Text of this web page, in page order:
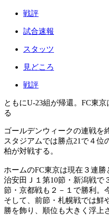
戦評
試合速報
スタッツ
見どころ
戦評
ともにU-23組が帰還。FC東
る
ゴールデンウィークの連戦を
スタジアムでは勝点21で４位
柏が対戦する。
ホームのFC東京は現在３連
治安田Ｊ１第10節・新潟戦で
節・京都戦も２－１で勝利。
そして、前節・札幌戦では鮮
勝を飾り、順位も大きく浮上